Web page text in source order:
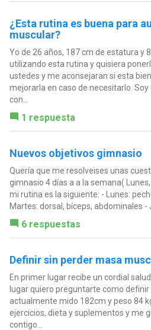
¿Esta rutina es buena para
muscular?
Yo de 26 años, 187 cm de estatura y
utilizando esta rutina y quisiera
ustedes y me aconsejaran si esta
mejorarla en caso de necesitarlo.
con...
1 respuesta
Nuevos objetivos gimnasio
Quería que me resolveises unas
gimnasio 4 días a a la semana(
mi rutina es la siguiente: - Lunes:
Martes: dorsal, bíceps, abdominales -
6 respuestas
Definir sin perder masa
En primer lugar recibe un cordial
lugar quiero preguntarte como
actualmente mido 182cm y peso 84
ejercicios, dieta y suplementos y me
contigo...